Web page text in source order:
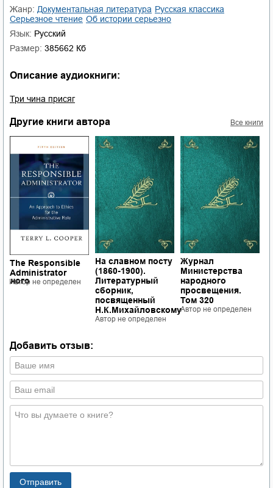
Жанр:
документальная литература
русская классика
серьезное чтение
об истории серьезно
Язык: Русский
Размер: 385662 Кб
Описание аудиокниги:
Три чина присяг
Другие книги автора Все книги
The Responsible
Administrator
Автор не определен
На славном посту
(1860-1900).
Литературный
сборник,
посвященный
Н.К.Михайловскому
Автор не определен
Журнал
Министерства
народного
просвещения.
Том 320
Автор не определен
Добавить отзыв: